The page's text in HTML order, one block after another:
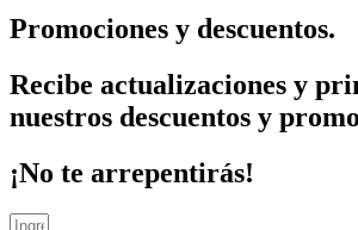
Promociones y descuentos.
Recibe actualizaciones y
nuestros descuentos y
¡No te arrepentirás!